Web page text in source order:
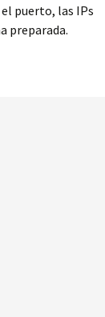
puerto, las IPs
preparada.